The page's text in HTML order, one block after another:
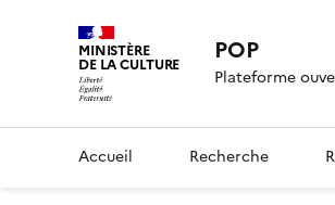
MINISTÈRE
DE LA CULTURE POP
Plateforme
Accueil Recherche